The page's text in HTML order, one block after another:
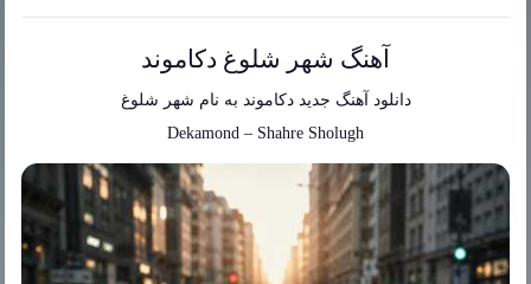
آهنگ شهر شلوغ دکاموند
دانلود آهنگ جدید دکاموند به نام شهر شلوغ
Dekamond – Shahre Sholugh